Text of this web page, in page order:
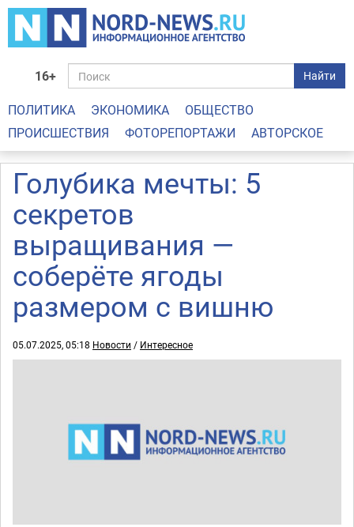
16+ Найти
ПОЛИТИКА ЭКОНОМИКА
ОБЩЕСТВО
ПРОИСШЕСТВИЯ
ФОТОРЕПОРТАЖИ АВТОРСКОЕ
Голубика мечты: 5
секретов
выращивания —
соберёте ягоды
размером с вишню
05.07.2025, 05:18 Новости / Интересное